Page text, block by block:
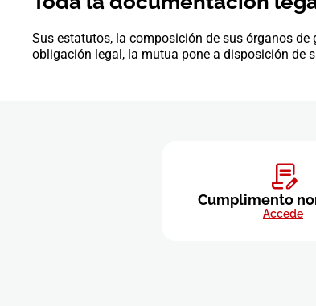
Sus estatutos, la composición de sus órganos
obligación legal, la mutua pone a disposición de
Cumplimento
Accede